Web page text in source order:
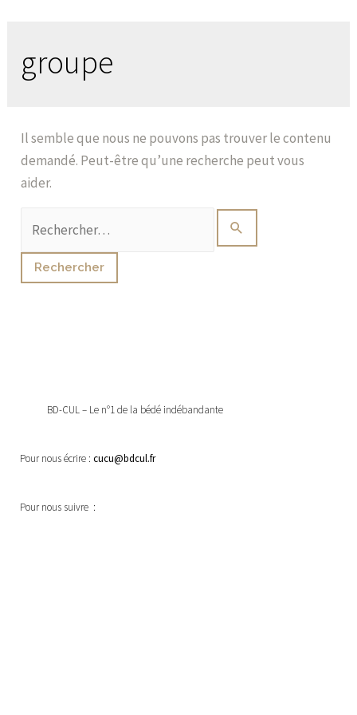
groupe
Il semble que nous ne pouvons pas trouver le contenu
demandé. Peut-être qu’une recherche peut vous
aider.
BD-CUL – Le n°1 de la bédé indébandante
Pour nous écrire : cucu@bdcul.fr
Pour nous suivre :